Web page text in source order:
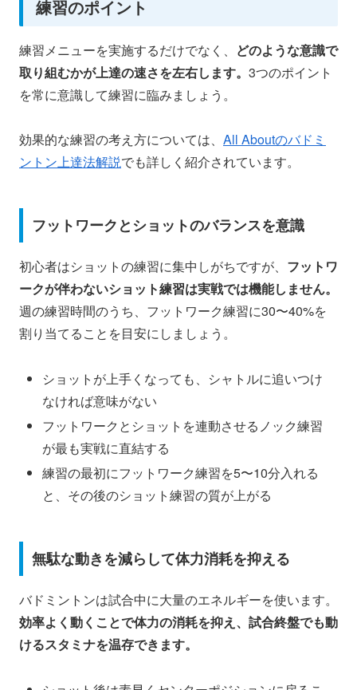
練習のポイント
練習メニューを実施するだけでなく、 どのような意識で
取り組むかが上達の速さを左右します。 3つのポイント
を常に意識して練習に臨みましょう。
効果的な練習の考え方については、 All Aboutのバドミ
ントン上達法解説でも詳しく紹介されています。
フットワークとショットのバランスを意識
初心者はショットの練習に集中しがちですが、 フットワ
ークが伴わないショット練習は実戦では機能しません。
週の練習時間のうち、フットワーク練習に30〜40%を
割り当てることを目安にしましょう。
ショットが上手くなっても、シャトルに追いつけ
なければ意味がない
フットワークとショットを連動させるノック練習
が最も実戦に直結する
練習の最初にフットワーク練習を5〜10分入れる
と、その後のショット練習の質が上がる
無駄な動きを減らして体力消耗を抑える
バドミントンは試合中に大量のエネルギーを使います。
効率よく動くことで体力の消耗を抑え、試合終盤でも動
けるスタミナを温存できます。